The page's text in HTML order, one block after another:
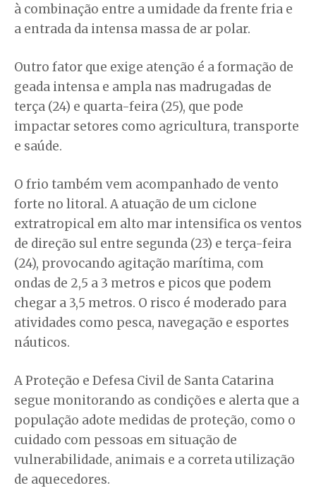
à combinação entre a umidade da frente fria e
a entrada da intensa massa de ar polar.
Outro fator que exige atenção é a formação de
geada intensa e ampla nas madrugadas de
terça (24) e quarta-feira (25), que pode
impactar setores como agricultura, transporte
e saúde.
O frio também vem acompanhado de vento
forte no litoral. A atuação de um ciclone
extratropical em alto mar intensifica os ventos
de direção sul entre segunda (23) e terça-feira
(24), provocando agitação marítima, com
ondas de 2,5 a 3 metros e picos que podem
chegar a 3,5 metros. O risco é moderado para
atividades como pesca, navegação e esportes
náuticos.
A Proteção e Defesa Civil de Santa Catarina
segue monitorando as condições e alerta que a
população adote medidas de proteção, como o
cuidado com pessoas em situação de
vulnerabilidade, animais e a correta utilização
de aquecedores.